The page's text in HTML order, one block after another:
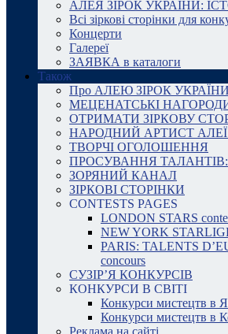
АЛЕЯ ЗІРОК УКРАЇНИ:
Всі зіркові сторінки для
Концерти
Галереї
ЗАЯВКА в каталоги
Також
Про АЛЕЮ ЗІРОК УКРАЇНИ
МЕЦЕНАТСЬКІ
ОТРИМАТИ ЗІРКОВУ
НАРОДНИЙ АРТИСТ АЛЕЇ
ТВОРЧІ ОГОЛОШЕННЯ
ПРОСУВАННЯ ТАЛАНТІВ:
ЗОРЯНИЙ КАНАЛ
ЗІРКОВІ СТОРІНКИ
CONTESTS PAGES
LONDON STARS
NEW YORK
PARIS: TALENTS
concours
СУЗІР’Я КОНКУРСІВ
КОНКУРСИ В СВІТІ
Конкурси мистецтв в
Конкурси мистецтв в
Реклама на сайті